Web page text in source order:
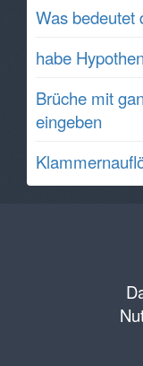
Was bedeutet
habe
Brüche mit
eingeben